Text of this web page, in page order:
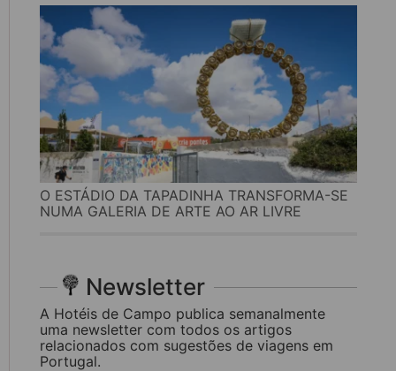
O ESTÁDIO DA TAPADINHA TRANSFORMA-SE
NUMA GALERIA DE ARTE AO AR LIVRE
Newsletter
A Hotéis de Campo publica semanalmente
uma newsletter com todos os artigos
relacionados com sugestões de viagens em
Portugal.